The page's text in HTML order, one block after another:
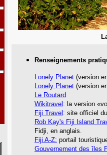
Renseignements
Lonely Planet (version
Lonely Planet (version
Le Routard
Wikitravel : la version
Fiji Travel : site officiel
Rob Kay's Fiji Island
Fidji, en anglais.
Fiji A-Z: portail
Gouvernement des îles